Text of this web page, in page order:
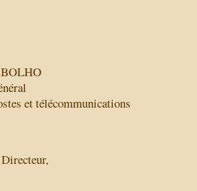
et télécommunications